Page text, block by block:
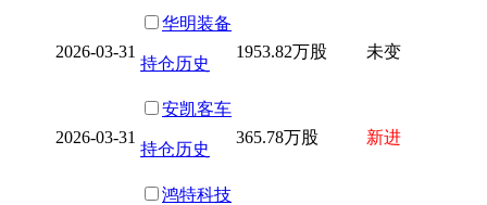
2026-03-31
华明装备
持仓历史
1953.82万股 未变
2026-03-31
安凯客车
持仓历史
365.78万股 新进
鸿特科技